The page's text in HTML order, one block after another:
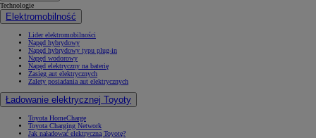
Technologie
Elektromobilność
Lider elektromobilności
Napęd hybrydowy
Napęd hybrydowy typu plug-in
Napęd wodorowy
Napęd elektryczny na baterię
Zasięg aut elektrycznych
Zalety posiadania aut elektrycznych
Ładowanie elektrycznej Toyoty
Toyota HomeCharge
Toyota Charging Network
Jak naładować elektryczną Toyotę?